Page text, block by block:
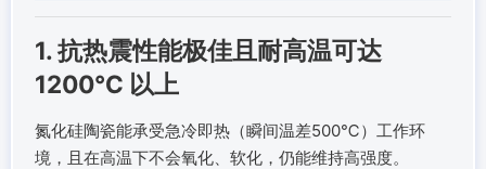
1. 抗热震性能极佳且耐高温可达
1200℃ 以上
氮化硅陶瓷能承受急冷即热（瞬间温差500℃）工作环
境，且在高温下不会氧化、软化，仍能维持高强度。